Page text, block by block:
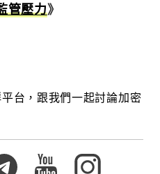
管壓力》
台，跟我們一起討論加密